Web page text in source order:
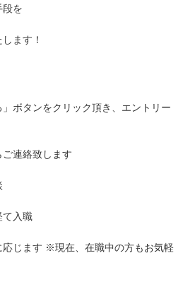
段を
ます！
」ボタンをクリック頂き、エントリー
ご連絡致します
て入職
じます ※現在、在職中の方もお気軽